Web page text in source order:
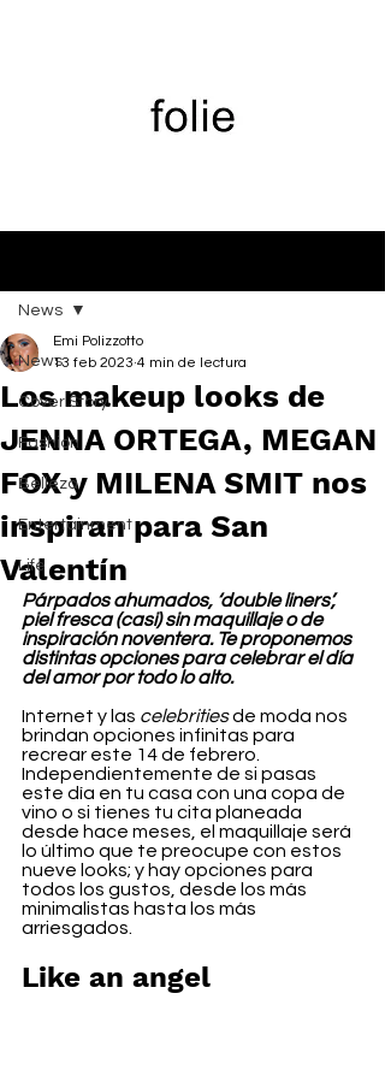
News
Cover Story
Fashion
Belleza
Entertainment
Life
News
Los makeup looks de
JENNA ORTEGA, MEGAN
FOX y MILENA SMIT nos
inspiran para San
Valentín
Emi Polizzotto
13 feb 2023 4 min de lectura
Párpados ahumados, ‘double liners’,
piel fresca (casi) sin maquillaje o de
inspiración noventera. Te proponemos
distintas opciones para celebrar el día
del amor por todo lo alto.
Internet y las celebrities de moda nos
brindan opciones infinitas para
recrear este 14 de febrero.
Independientemente de si pasas
este día en tu casa con una copa de
vino o si tienes tu cita planeada
desde hace meses, el maquillaje será
lo último que te preocupe con estos
nueve looks; y hay opciones para
todos los gustos, desde los más
minimalistas hasta los más
arriesgados.
Like an angel